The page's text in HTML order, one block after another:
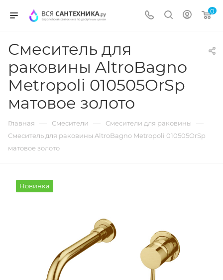
0
Смеситель для
раковины AltroBagno
Metropoli 010505OrSp
матовое золото
Главная — Смесители — Смесители для раковины —
Смеситель для раковины AltroBagno Metropoli 010505OrSp
матовое золото
Новинка